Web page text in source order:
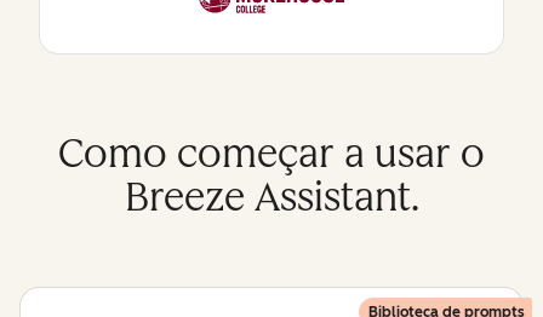
Como começar a usar o
Breeze Assistant.
Biblioteca de prompts